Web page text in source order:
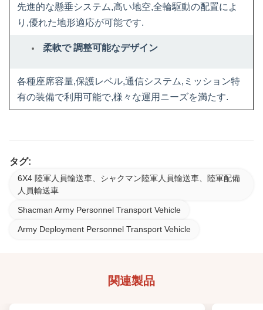
先進的な懸垂システム,高い地空,全輪駆動の配置によ
り,優れた地形適応が可能です.
柔軟で 調整可能なデザイン
各種座席容量,保護レベル,通信システム,ミッション特
有の装備で利用可能で,様々な運用ニーズを満たす.
タグ:
6X4 陸軍人員輸送車、シャクマン陸軍人員輸送車、陸軍配備
人員輸送車
Shacman Army Personnel Transport Vehicle
Army Deployment Personnel Transport Vehicle
関連製品